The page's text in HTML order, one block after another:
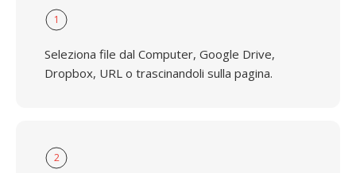
1
Seleziona file dal Computer, Google Drive,
Dropbox, URL o trascinandoli sulla pagina.
2